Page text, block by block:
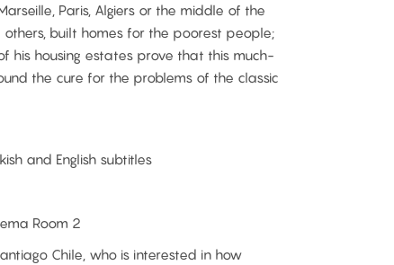
Paris, Algiers or the middle of the
others, built homes for the poorest people;
his housing estates prove that this much-
the cure for the problems of the classic
and English subtitles
Room 2
Chile, who is interested in how